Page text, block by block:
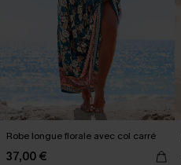
Robe longue florale avec col carré
37,00 €